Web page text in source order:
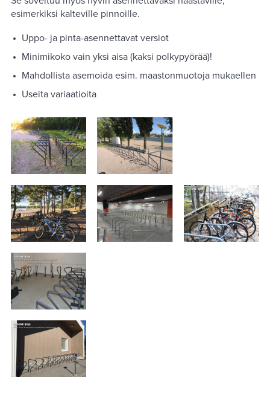
esimerkiksi kalteville pinnoille.
Uppo- ja pinta-asennettavat versiot
Minimikoko vain yksi aisa (kaksi polkypyörää)!
Mahdollista asemoida esim. maastonmuotoja mukaellen
Useita variaatioita